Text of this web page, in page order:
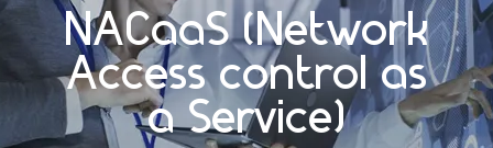
NACaaS (Network
Access control as
a Service)